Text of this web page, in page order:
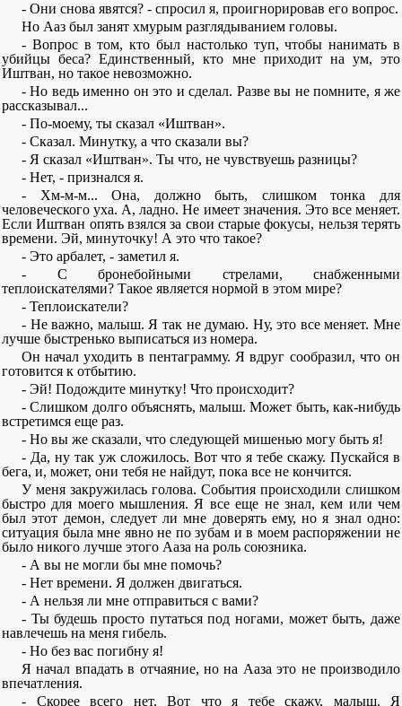
- Они снова явятся? - спросил я, проигнорировав его вопрос.
Но Ааз был занят хмурым разглядыванием головы.
- Вопрос в том, кто был настолько туп, чтобы нанимать в
убийцы беса? Единственный, кто мне приходит на ум, это
Иштван, но такое невозможно.
- Но ведь именно он это и сделал. Разве вы не помните, я же
рассказывал...
- По-моему, ты сказал «Иштван».
- Сказал. Минутку, а что сказали вы?
- Я сказал «Иштван». Ты что, не чувствуешь разницы?
- Нет, - признался я.
- Хм-м-м... Она, должно быть, слишком тонка для
человеческого уха. А, ладно. Не имеет значения. Это все меняет.
Если Иштван опять взялся за свои старые фокусы, нельзя терять
времени. Эй, минуточку! А это что такое?
- Это арбалет, - заметил я.
- С бронебойными стрелами, снабженными
теплоискателями? Такое является нормой в этом мире?
- Теплоискатели?
- Не важно, малыш. Я так не думаю. Ну, это все меняет. Мне
лучше быстренько выписаться из номера.
Он начал уходить в пентаграмму. Я вдруг сообразил, что он
готовится к отбытию.
- Эй! Подождите минутку! Что происходит?
- Слишком долго объяснять, малыш. Может быть, как-нибудь
встретимся еще раз.
- Но вы же сказали, что следующей мишенью могу быть я!
- Да, ну так уж сложилось. Вот что я тебе скажу. Пускайся в
бега, и, может, они тебя не найдут, пока все не кончится.
У меня закружилась голова. События происходили слишком
быстро для моего мышления. Я все еще не знал, кем или чем
был этот демон, следует ли мне доверять ему, но я знал одно:
ситуация была мне явно не по зубам и в моем распоряжении не
было никого лучше этого Ааза на роль союзника.
- А вы не могли бы мне помочь?
- Нет времени. Я должен двигаться.
- А нельзя ли мне отправиться с вами?
- Ты будешь просто путаться под ногами, может быть, даже
навлечешь на меня гибель.
- Но без вас погибну я!
Я начал впадать в отчаяние, но на Ааза это не производило
впечатления.
- Скорее всего нет. Вот что я тебе скажу, малыш. Я